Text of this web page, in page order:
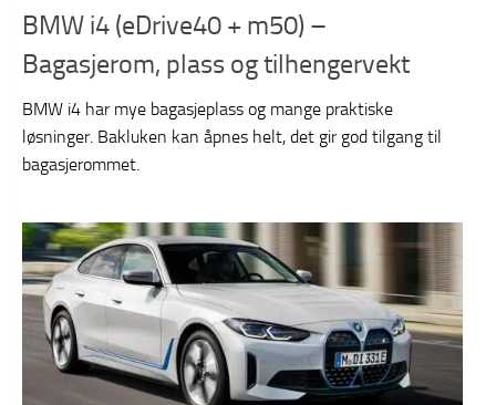
BMW i4 (eDrive40 + m50) –
Bagasjerom, plass og tilhengervekt
BMW i4 har mye bagasjeplass og mange praktiske
løsninger. Bakluken kan åpnes helt, det gir god tilgang til
bagasjerommet.